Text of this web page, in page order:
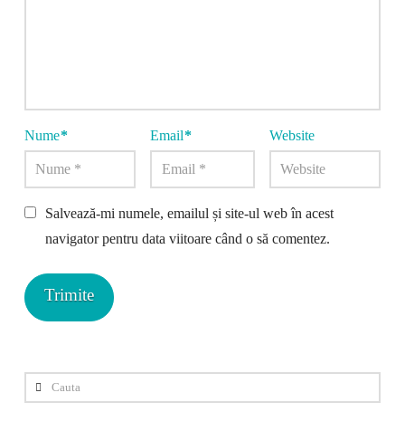
Nume* Email* Website
Salvează-mi numele, emailul și site-ul web în acest
navigator pentru data viitoare când o să comentez.
Cauta